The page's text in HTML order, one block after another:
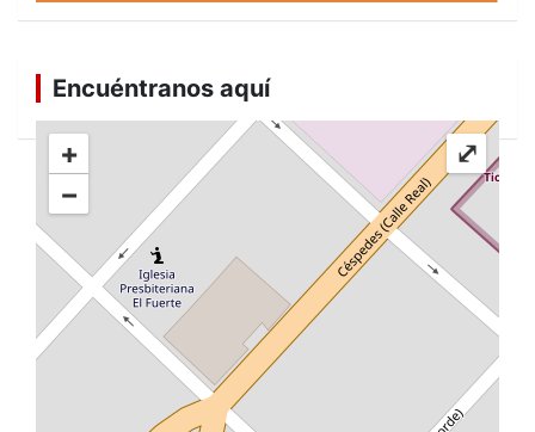
Encuéntranos aquí
+
−
⤢